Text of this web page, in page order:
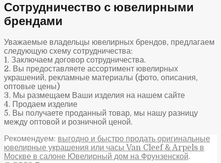
Сотрудничество с ювелирными
брендами
Уважаемые владельцы ювелирных брендов, предлагаем
следующую схему сотрудничества:
1. Заключаем договор сотрудничества.
2. Вы предоставляете ассортимент ювелирных
украшений, рекламные материалы (фото, описания,
оптовые цены)
3. Мы размещаем Ваши изделия на нашем сайте
4. Продаем изделие
5. Вы получаете проданный товар, мы нашу разницу
между оптовой и розничной ценой.
Рекомендуем: выгодно и быстро продать оригинальные
ювелирные украшения или часы Van Cleef & Arpels в
Москве в салоне Ювелирный дом на Фрунзенской.